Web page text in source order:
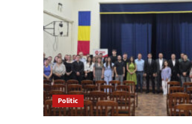
Politic